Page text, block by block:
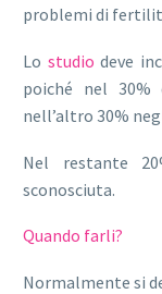
problemi di
Lo studio deve
poiché nel 30%
nell’altro 30%
Nel restante
sconosciuta.
Quando farli?
Normalmente si